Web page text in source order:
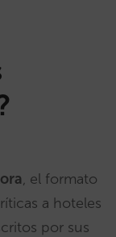
, el formato
a hoteles
por sus